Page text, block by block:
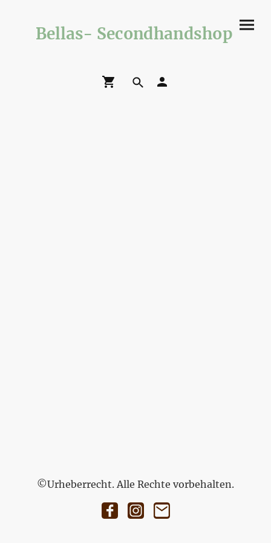
Bellas- Secondhandshop
©Urheberrecht. Alle Rechte vorbehalten.